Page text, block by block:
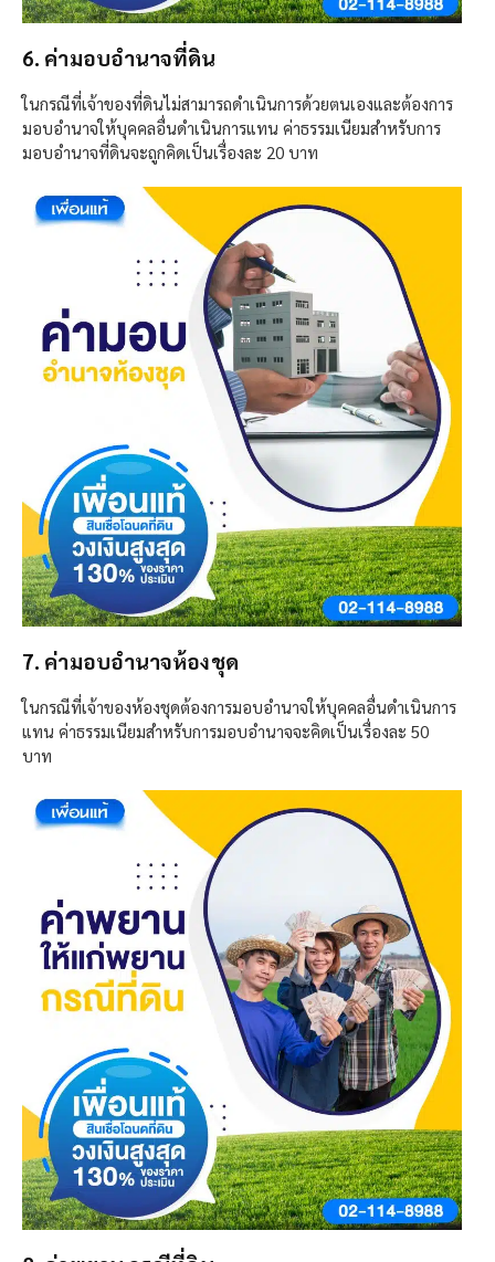
6. ค่ามอบอำนาจที่ดิน
ในกรณีที่เจ้าของที่ดินไม่สามารถดำเนินการด้วยตนเองและต้องการ
มอบอำนาจให้บุคคลอื่นดำเนินการแทน ค่าธรรมเนียมสำหรับการ
มอบอำนาจที่ดินจะถูกคิดเป็นเรื่องละ 20 บาท
7. ค่ามอบอำนาจห้องชุด
ในกรณีที่เจ้าของห้องชุดต้องการมอบอำนาจให้บุคคลอื่นดำเนินการ
แทน ค่าธรรมเนียมสำหรับการมอบอำนาจจะคิดเป็นเรื่องละ 50
บาท